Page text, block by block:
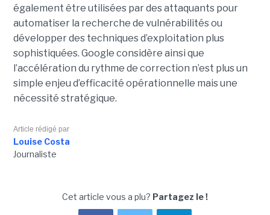
également être utilisées par des attaquants pour
automatiser la recherche de vulnérabilités ou
développer des techniques d’exploitation plus
sophistiquées. Google considère ainsi que
l’accélération du rythme de correction n’est plus un
simple enjeu d’efficacité opérationnelle mais une
nécessité stratégique.
Article rédigé par
Louise Costa
Journaliste
Cet article vous a plu? Partagez le !